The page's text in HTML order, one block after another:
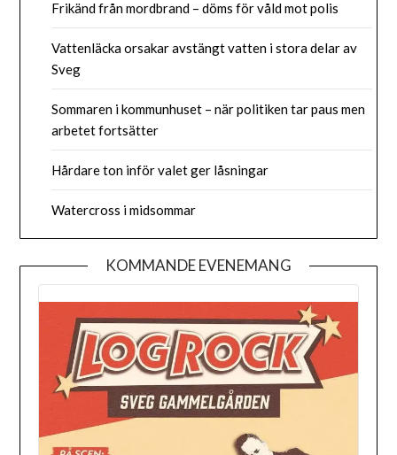
Frikänd från mordbrand – döms för våld mot polis
Vattenläcka orsakar avstängt vatten i stora delar av
Sveg
Sommaren i kommunhuset – när politiken tar paus men
arbetet fortsätter
Hårdare ton inför valet ger låsningar
Watercross i midsommar
KOMMANDE EVENEMANG